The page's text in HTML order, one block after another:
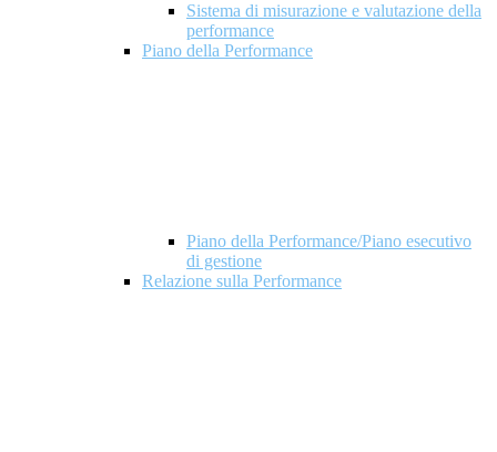
Sistema di misurazione e valutazione della
performance
Piano della Performance
Piano della Performance/Piano esecutivo
di gestione
Relazione sulla Performance